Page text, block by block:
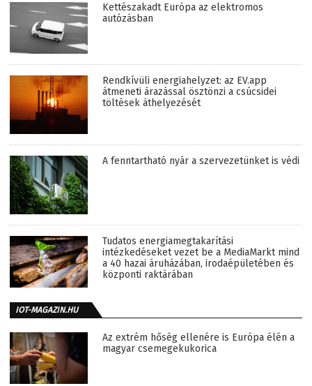
Kettészakadt Európa az elektromos
autózásban
Rendkívüli energiahelyzet: az EV.app
átmeneti árazással ösztönzi a csúcsidei
töltések áthelyezését
A fenntartható nyár a szervezetünket is védi
Tudatos energiamegtakarítási
intézkedéseket vezet be a MediaMarkt mind
a 40 hazai áruházában, irodaépületében és
központi raktárában
IOT-MAGAZIN.HU
Az extrém hőség ellenére is Európa élén a
magyar csemegekukorica